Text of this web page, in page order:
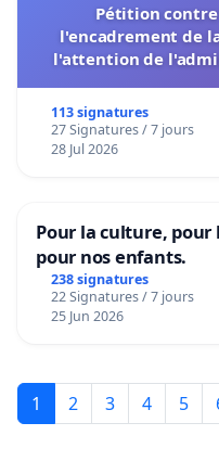
Pétition
l'encadrement de
l'attention de
113 signatures
27 Signatures / 7 jours
28 Jul 2026
Pour la culture, pour
pour nos enfants.
238 signatures
22 Signatures / 7 jours
25 Jun 2026
1 2 3 4 5